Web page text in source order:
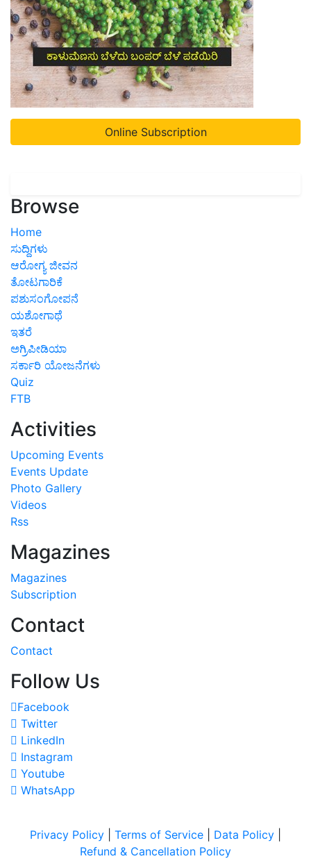
Online Subscription
Browse
Home
ಸುದ್ದಿಗಳು
ಆರೋಗ್ಯ ಜೀವನ
ತೋಟಗಾರಿಕೆ
ಪಶುಸಂಗೋಪನೆ
ಯಶೋಗಾಥೆ
ಇತರೆ
ಅಗ್ರಿಪೀಡಿಯಾ
ಸರ್ಕಾರಿ ಯೋಜನೆಗಳು
Quiz
FTB
Activities
Upcoming Events
Events Update
Photo Gallery
Videos
Rss
Magazines
Magazines
Subscription
Contact
Contact
Follow Us
Facebook
Twitter
LinkedIn
Instagram
Youtube
WhatsApp
Privacy Policy Terms of Service Data Policy
Refund & Cancellation Policy